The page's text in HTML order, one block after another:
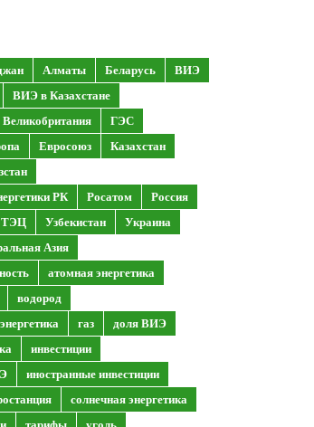
Алматы Беларусь
ВИЭ
ВИЭ в Казахстане
Великобритания
ГЭС
Евросоюз
Казахстан
РК
Росатом
Россия
ТЭЦ Узбекистан
Украина
Азия
атомная энергетика
водород
газ
доля ВИЭ
инвестиции
иностранные инвестиции
солнечная энергетика
тарифы уголь